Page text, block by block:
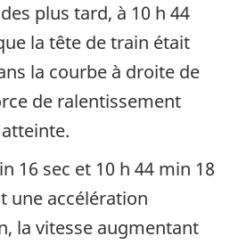
plus tard, à 10 h 44
la tête de train était
la courbe à droite de
de ralentissement
16 sec et 10 h 44 min 18
une accélération
la vitesse augmentant